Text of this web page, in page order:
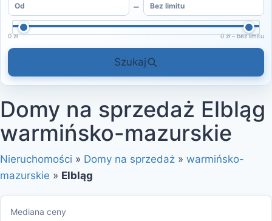
–
0 zł 0 zł – bez limitu
Szukaj
Domy na sprzedaż Elbląg
warmińsko-mazurskie
Nieruchomości » Domy na sprzedaż » warmińsko-
mazurskie » Elbląg
Mediana ceny